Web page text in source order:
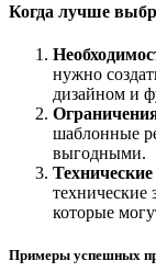
Когда лучше
нужно
дизайном и
шаблонные
выгодными.
технические
которые
Примеры успешных